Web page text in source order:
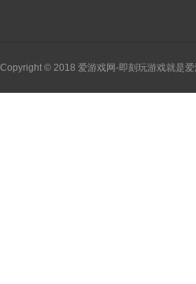
Copyright © 2018 爱游戏网-即刻玩游戏就是